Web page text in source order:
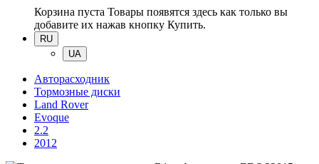
Корзина пуста Товары появятся здесь как только вы
добавите их нажав кнопку Купить.
RU
UA
Авторасходник
Тормозные диски
Land Rover
Evoque
2.2
2012